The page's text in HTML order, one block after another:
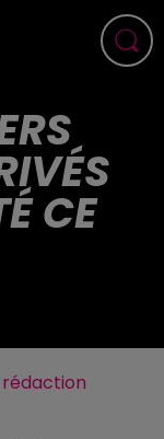
CE
rédaction